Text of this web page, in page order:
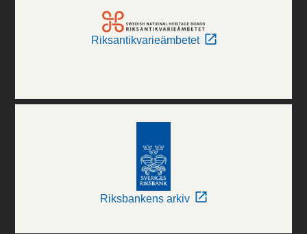
Riksantikvarieämbetet
Riksbankens arkiv